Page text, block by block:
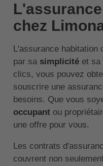
chez
L'assurance habitation
par sa simplicitéet sa
clics, vous pouvez
souscrire une
besoins. Que vous
occupantou
une offre pour vous.
Les contrats
couvrent non